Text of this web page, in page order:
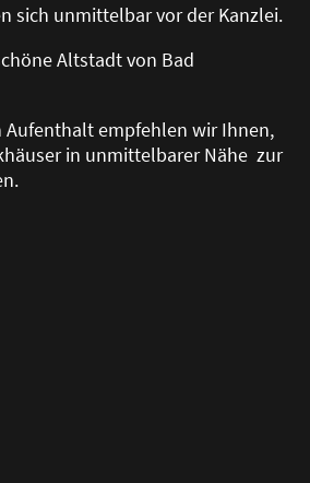
sich unmittelbar vor der Kanzlei.
Altstadt von Bad
Aufenthalt empfehlen wir Ihnen,
in unmittelbarer Nähe zur